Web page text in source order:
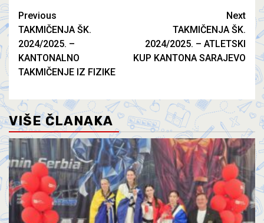
Previous
TAKMIČENJA ŠK.
2024/2025. –
KANTONALNO
TAKMIČENJE IZ FIZIKE
Next
TAKMIČENJA ŠK.
2024/2025. – ATLETSKI
KUP KANTONA SARAJEVO
VIŠE ČLANAKA